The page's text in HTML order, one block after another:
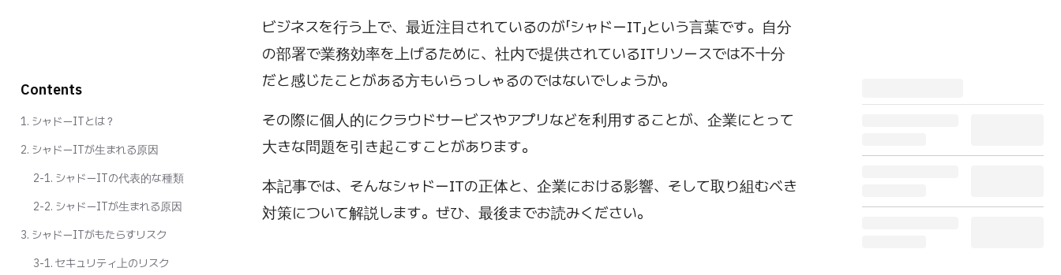
ビジネスを行う上で、最近注目されているのが「シャドーIT」という言葉です。自分
の部署で業務効率を上げるために、社内で提供されているITリソースでは不十分
だと感じたことがある方もいらっしゃるのではないでしょうか。
その際に個人的にクラウドサービスやアプリなどを利用することが、企業にとって
大きな問題を引き起こすことがあります。
本記事では、そんなシャドーITの正体と、企業における影響、そして取り組むべき
対策について解説します。ぜひ、最後までお読みください。
Contents
1. シャドーITとは？
2. シャドーITが生まれる原因
2-1. シャドーITの代表的な種類
2-2. シャドーITが生まれる原因
3. シャドーITがもたらすリスク
3-1. セキュリティ上のリスク